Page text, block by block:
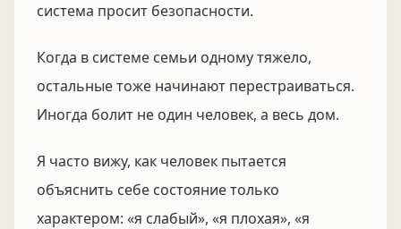
система просит безопасности.
Когда в системе семьи одному тяжело,
остальные тоже начинают перестраиваться.
Иногда болит не один человек, а весь дом.
Я часто вижу, как человек пытается
объяснить себе состояние только
характером: «я слабый», «я плохая», «я